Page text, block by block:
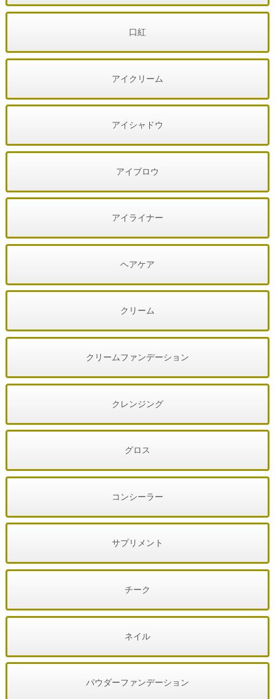
口紅
アイクリーム
アイシャドウ
アイブロウ
アイライナー
ヘアケア
クリーム
クリームファンデーション
クレンジング
グロス
コンシーラー
サプリメント
チーク
ネイル
パウダーファンデーション